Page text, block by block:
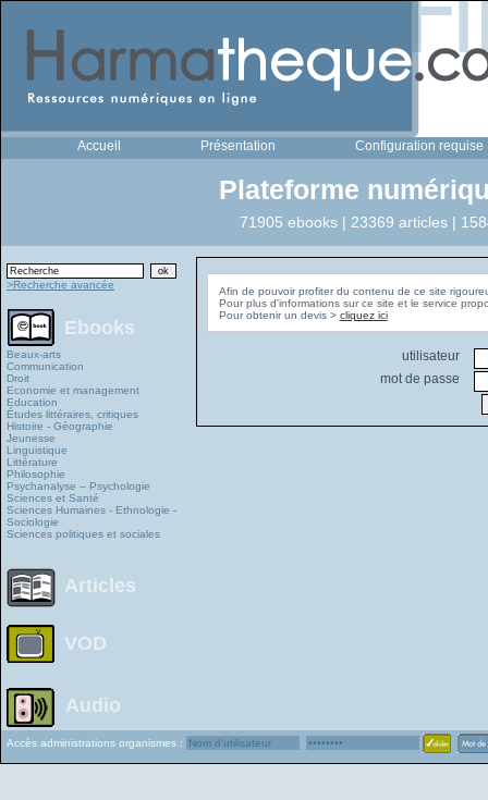
Accueil Présentation Configuration requise
Plateforme
71905 ebooks | 23369 articles |
>Recherche avancée
Ebooks
Beaux-arts
Communication
Droit
Economie et management
Education
Études littéraires, critiques
Histoire - Géographie
Jeunesse
Linguistique
Littérature
Philosophie
Psychanalyse – Psychologie
Sciences et Santé
Sciences Humaines - Ethnologie -
Sociologie
Sciences politiques et sociales
Articles
VOD
Audio
Afin de pouvoir profiter du contenu de ce site
Pour plus d'informations sur ce site et le service
Pour obtenir un devis > cliquez ici
utilisateur
mot de passe
Accès administrations organismes :